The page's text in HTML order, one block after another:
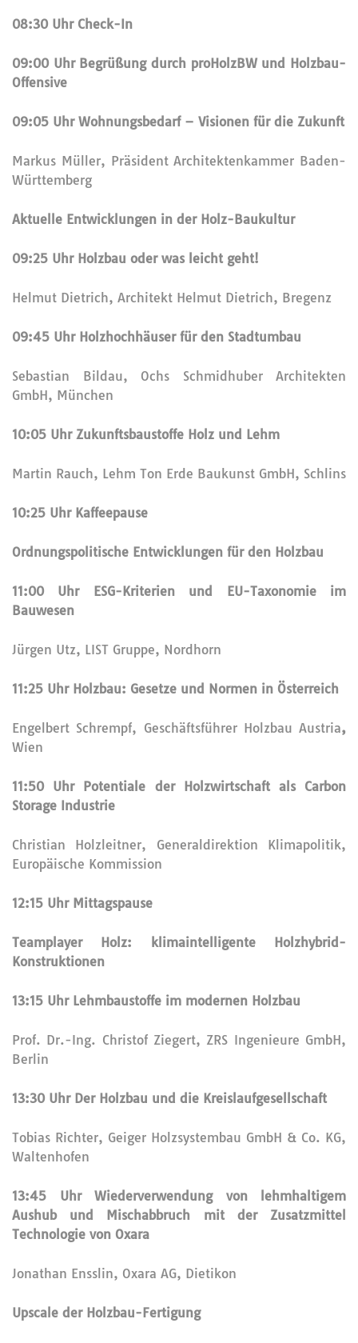
08:30 Uhr Check-In
09:00 Uhr Begrüßung durch proHolzBW und Holzbau-
Offensive
09:05 Uhr Wohnungsbedarf – Visionen für die Zukunft
Markus Müller, Präsident Architektenkammer Baden-
Württemberg
Aktuelle Entwicklungen in der Holz-Baukultur
09:25 Uhr Holzbau oder was leicht geht!
Helmut Dietrich, Architekt Helmut Dietrich, Bregenz
09:45 Uhr Holzhochhäuser für den Stadtumbau
Sebastian Bildau, Ochs Schmidhuber Architekten
GmbH, München
10:05 Uhr Zukunftsbaustoffe Holz und Lehm
Martin Rauch, Lehm Ton Erde Baukunst GmbH, Schlins
10:25 Uhr Kaffeepause
Ordnungspolitische Entwicklungen für den Holzbau
11:00 Uhr ESG-Kriterien und EU-Taxonomie im
Bauwesen
Jürgen Utz, LIST Gruppe, Nordhorn
11:25 Uhr Holzbau: Gesetze und Normen in Österreich
Engelbert Schrempf, Geschäftsführer Holzbau Austria,
Wien
11:50 Uhr Potentiale der Holzwirtschaft als Carbon
Storage Industrie
Christian Holzleitner, Generaldirektion Klimapolitik,
Europäische Kommission
12:15 Uhr Mittagspause
Teamplayer Holz: klimaintelligente Holzhybrid-
Konstruktionen
13:15 Uhr Lehmbaustoffe im modernen Holzbau
Prof. Dr.-Ing. Christof Ziegert, ZRS Ingenieure GmbH,
Berlin
13:30 Uhr Der Holzbau und die Kreislaufgesellschaft
Tobias Richter, Geiger Holzsystembau GmbH & Co. KG,
Waltenhofen
13:45 Uhr Wiederverwendung von lehmhaltigem
Aushub und Mischabbruch mit der Zusatzmittel
Technologie von Oxara
Jonathan Ensslin, Oxara AG, Dietikon
Upscale der Holzbau-Fertigung